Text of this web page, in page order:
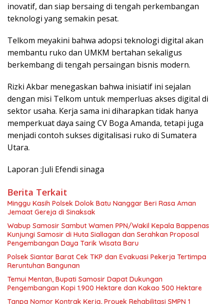
inovatif, dan siap bersaing di tengah perkembangan
teknologi yang semakin pesat.
Telkom meyakini bahwa adopsi teknologi digital akan
membantu ruko dan UMKM bertahan sekaligus
berkembang di tengah persaingan bisnis modern.
Rizki Akbar menegaskan bahwa inisiatif ini sejalan
dengan misi Telkom untuk memperluas akses digital di
sektor usaha. Kerja sama ini diharapkan tidak hanya
memperkuat daya saing CV Boga Amanda, tetapi juga
menjadi contoh sukses digitalisasi ruko di Sumatera
Utara.
Laporan :Juli Efendi sinaga
Berita Terkait
Minggu Kasih Polsek Dolok Batu Nanggar Beri Rasa Aman
Jemaat Gereja di Sinaksak
Wabup Samosir Sambut Wamen PPN/Wakil Kepala Bappenas
Kunjungi Samosir di Huta Siallagan dan Serahkan Proposal
Pengembangan Daya Tarik Wisata Baru
Polsek Siantar Barat Cek TKP dan Evakuasi Pekerja Tertimpa
Reruntuhan Bangunan
Temui Mentan, Bupati Samosir Dapat Dukungan
Pengembangan Kopi 1.900 Hektare dan Kakao 500 Hektare
Tanpa Nomor Kontrak Kerja, Proyek Rehabilitasi SMPN 1